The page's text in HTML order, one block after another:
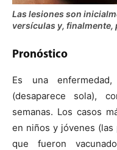
Las lesiones son
versículas y, finalmente,
Pronóstico
Es una
(desaparece sola),
semanas. Los casos
en niños y jóvenes
que fueron